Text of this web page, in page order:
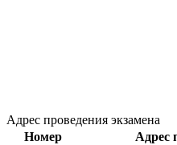
Адрес проведения экзамена
Номер
Адрес